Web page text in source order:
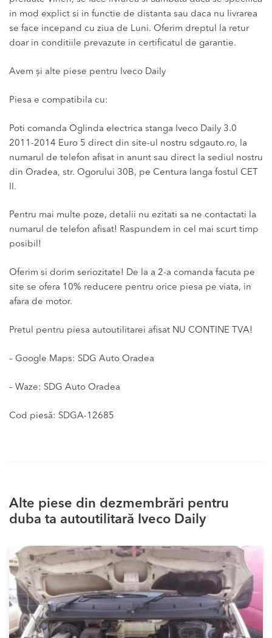
in mod explict si in functie de distanta sau daca nu livrarea
se face incepand cu ziua de Luni. Oferim dreptul la retur
doar in conditiile prevazute in certificatul de garantie.
Avem și alte piese pentru Iveco Daily
Piesa e compatibila cu:
Poti comanda Oglinda electrica stanga Iveco Daily 3.0
2011-2014 Euro 5 direct din site-ul nostru sdgauto.ro, la
numarul de telefon afisat in anunt sau direct la sediul nostru
din Oradea, str. Ogorului 30B, pe Centura langa fostul CET
II.
Pentru mai multe poze, detalii nu ezitati sa ne contactati la
numarul de telefon afisat! Raspundem in cel mai scurt timp
posibil!
Oferim si dorim seriozitate! De la a 2-a comanda facuta pe
site se ofera 10% reducere pentru orice piesa pe viata, in
afara de motor.
Pretul pentru piesa autoutilitarei afisat NU CONTINE TVA!
– Google Maps: SDG Auto Oradea
– Waze: SDG Auto Oradea
Cod piesă: SDGA-12685
Alte piese din dezmembrări pentru
duba ta autoutilitară Iveco Daily